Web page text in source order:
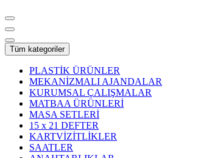
Tüm kategoriler
PLASTİK ÜRÜNLER
MEKANİZMALI AJANDALAR
KURUMSAL ÇALIŞMALAR
MATBAA ÜRÜNLERİ
MASA SETLERİ
15 x 21 DEFTER
KARTVİZİTLİKLER
SAATLER